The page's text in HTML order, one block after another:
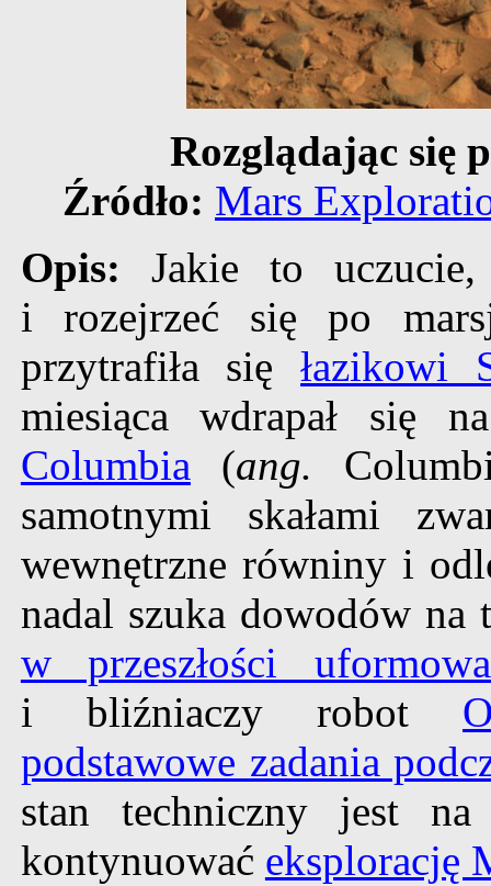
Rozglądając się
Źródło: Mars
Opis: Jakie to
i rozejrzeć się po
przytrafiła sięłazikowi
miesiąca wdrapał się
Columbia (ang.
samotnymi skałami
wewnętrzne równiny i
nadal szuka dowodów na
w przeszłości
i bliźniaczy robot
podstawowe zadania
stan techniczny jest
kontynuować eksplorację